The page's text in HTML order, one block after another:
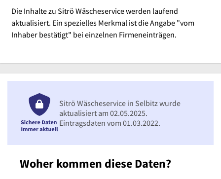
Die Inhalte zu Sitrö Wäscheservice werden laufend
aktualisiert. Ein spezielles Merkmal ist die Angabe "vom
Inhaber bestätigt" bei einzelnen Firmeneinträgen.
Woher kommen diese Daten?
Sitrö Wäscheservice in Selbitz wurde
aktualisiert am 02.05.2025.
Eintragsdaten vom 01.03.2022.